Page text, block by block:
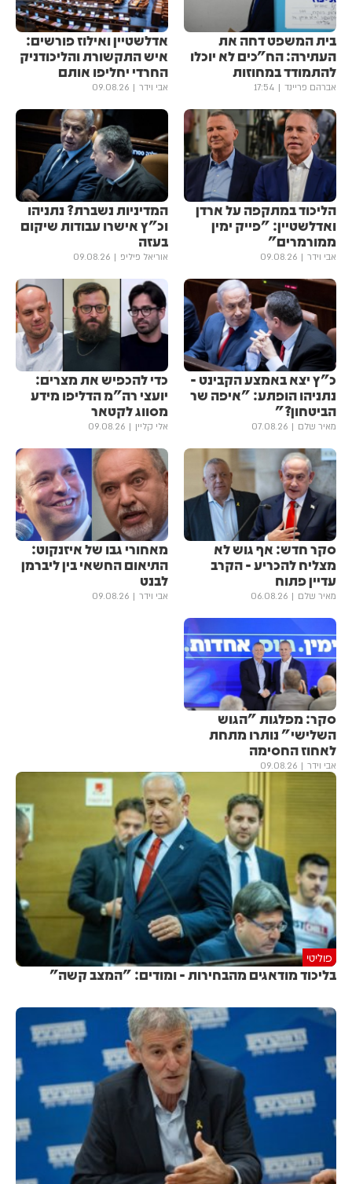
בית המשפט דחה את
העתירה: הח"כים לא יוכלו
להתמודד במחוזות
אברהם פריינד 17:54
אדלשטיין ואילוז פורשים:
איש התקשורת והליכודניק
החרדי יחליפו אותם
אבי וידר 09.08.26
הליכוד במתקפה על ארדן
ואדלשטיין: "פייק ימין
ממורמרים"
אבי וידר 09.08.26
המדיניות נשברת? נתניהו
וכ"ץ אישרו עבודות שיקום
בעזה
אוריאל פיליפ 09.08.26
כ"ץ יצא באמצע הקבינט -
נתניהו הופתע: "איפה שר
הביטחון?"
מאיר שלם 07.08.26
כדי להכפיש את מצרים:
יועצי רה"מ הדליפו מידע
מסווג לקטאר
אלי קליין 09.08.26
סקר חדש: אף גוש לא
מצליח להכריע - הקרב
עדיין פתוח
מאיר שלם 06.08.26
מאחורי גבו של איזנקוט:
התיאום החשאי בין ליברמן
לבנט
אבי וידר 09.08.26
סקר: מפלגות "הגוש
השלישי" נותרו מתחת
לאחוז החסימה
אבי וידר 09.08.26
פוליטי
בליכוד מודאגים מהבחירות - ומודים: "המצב קשה"